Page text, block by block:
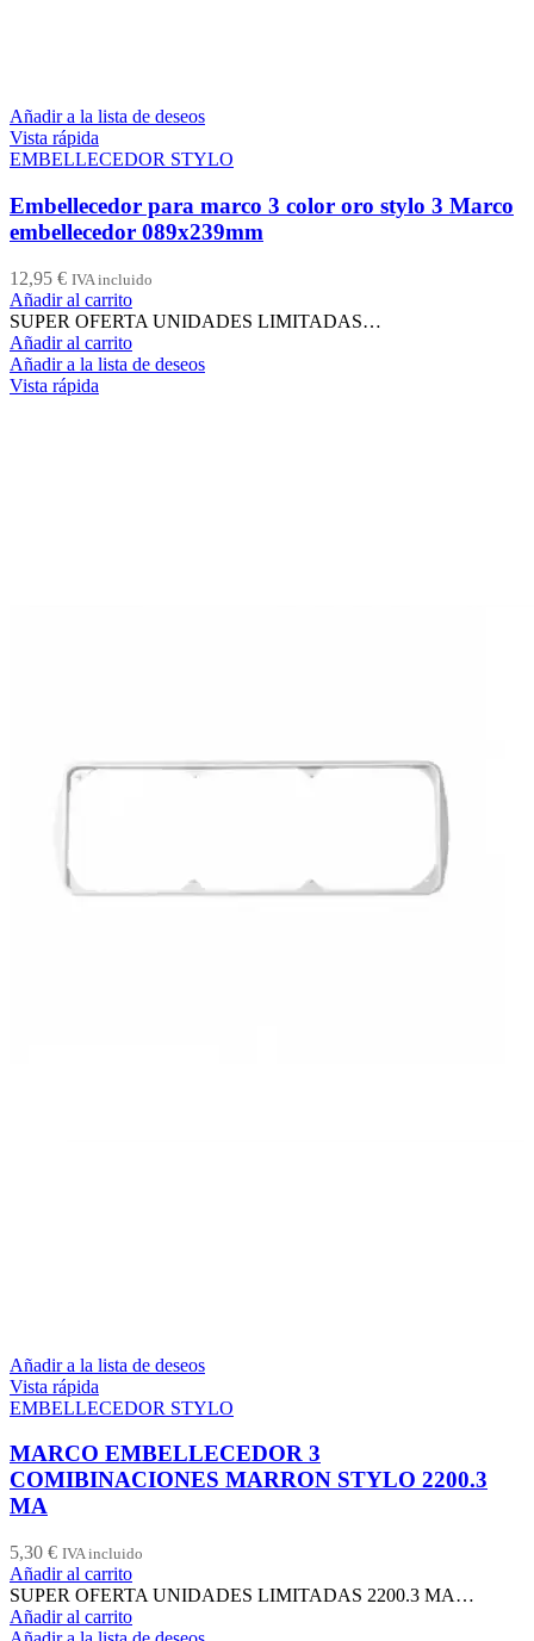
Añadir a la lista de deseos
Vista rápida
EMBELLECEDOR STYLO
Embellecedor para marco 3 color oro stylo 3 Marco
embellecedor 089x239mm
12,95 € IVA incluido
Añadir al carrito
SUPER OFERTA UNIDADES LIMITADAS…
Añadir al carrito
Añadir a la lista de deseos
Vista rápida
Añadir a la lista de deseos
Vista rápida
EMBELLECEDOR STYLO
MARCO EMBELLECEDOR 3
COMIBINACIONES MARRON STYLO 2200.3
MA
5,30 € IVA incluido
Añadir al carrito
SUPER OFERTA UNIDADES LIMITADAS 2200.3 MA…
Añadir al carrito